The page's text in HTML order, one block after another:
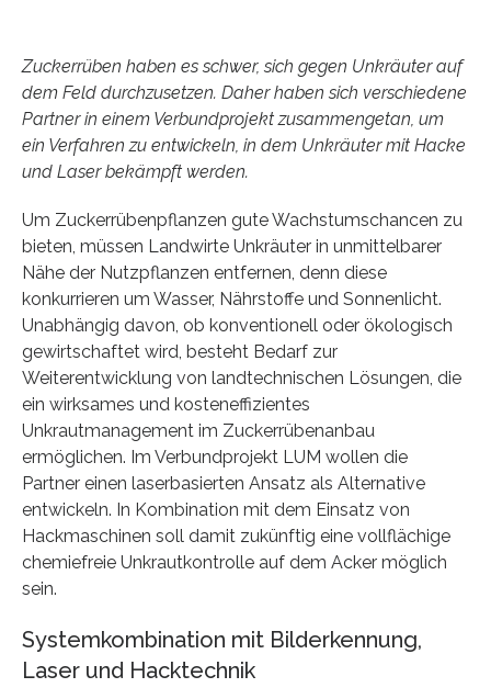
Zuckerrüben haben es schwer, sich gegen Unkräuter auf
dem Feld durchzusetzen. Daher haben sich verschiedene
Partner in einem Verbundprojekt zusammengetan, um
ein Verfahren zu entwickeln, in dem Unkräuter mit Hacke
und Laser bekämpft werden.
Um Zuckerrübenpflanzen gute Wachstumschancen zu
bieten, müssen Landwirte Unkräuter in unmittelbarer
Nähe der Nutzpflanzen entfernen, denn diese
konkurrieren um Wasser, Nährstoffe und Sonnenlicht.
Unabhängig davon, ob konventionell oder ökologisch
gewirtschaftet wird, besteht Bedarf zur
Weiterentwicklung von landtechnischen Lösungen, die
ein wirksames und kosteneffizientes
Unkrautmanagement im Zuckerrübenanbau
ermöglichen. Im Verbundprojekt LUM wollen die
Partner einen laserbasierten Ansatz als Alternative
entwickeln. In Kombination mit dem Einsatz von
Hackmaschinen soll damit zukünftig eine vollflächige
chemiefreie Unkrautkontrolle auf dem Acker möglich
sein.
Systemkombination mit Bilderkennung,
Laser und Hacktechnik